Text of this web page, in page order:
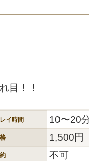
目！！
イ時間 10〜20
1,500円
不可